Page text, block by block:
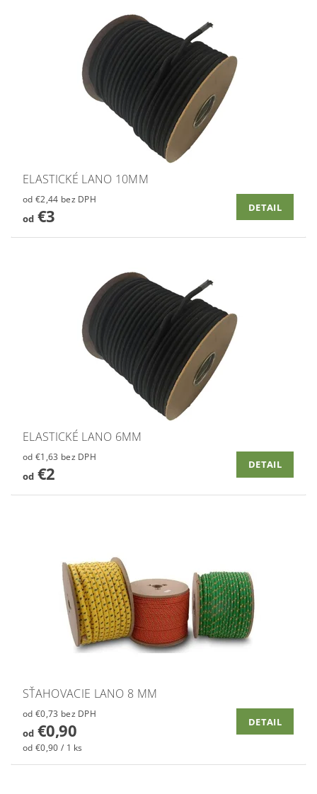
ELASTICKÉ LANO 10MM
od €2,44 bez DPH
od€3 DETAIL
ELASTICKÉ LANO 6MM
od €1,63 bez DPH
od€2 DETAIL
SŤAHOVACIE LANO 8 MM
od €0,73 bez DPH
od€0,90
od €0,90 / 1 ks
DETAIL